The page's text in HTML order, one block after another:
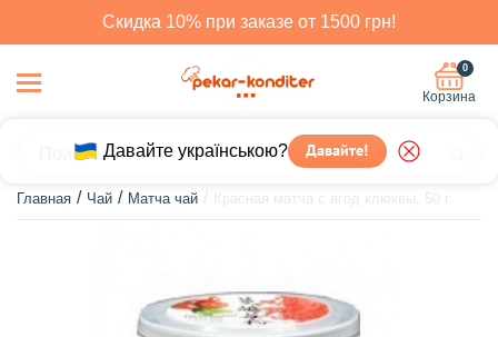
Скидка 10% при заказе от 1500 грн!
Давайте українською? Давайте!
0
Корзина
Главная Чай Матча чай Красная матча с ягод клюквы, 50 г